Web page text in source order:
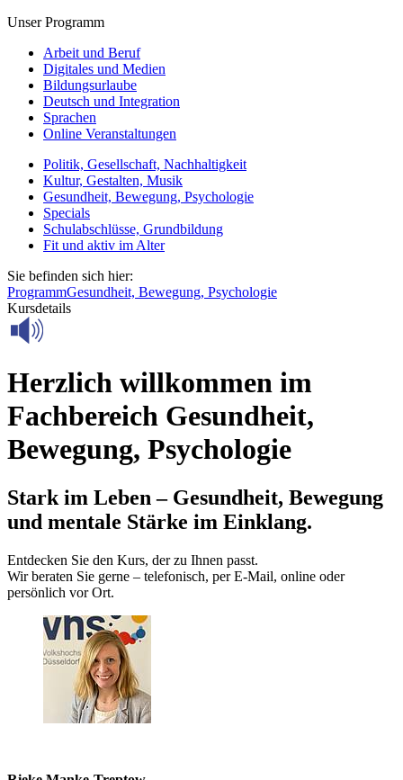
Unser Programm
Arbeit und Beruf
Digitales und Medien
Bildungsurlaube
Deutsch und Integration
Sprachen
Online Veranstaltungen
Politik, Gesellschaft, Nachhaltigkeit
Kultur, Gestalten, Musik
Gesundheit, Bewegung, Psychologie
Specials
Schulabschlüsse, Grundbildung
Fit und aktiv im Alter
Sie befinden sich hier:
ProgrammGesundheit, Bewegung, Psychologie
Kursdetails
Herzlich willkommen im
Fachbereich Gesundheit,
Bewegung, Psychologie
Stark im Leben – Gesundheit, Bewegung
und mentale Stärke im Einklang.
Entdecken Sie den Kurs, der zu Ihnen passt.
Wir beraten Sie gerne – telefonisch, per E‑Mail, online oder
persönlich vor Ort.